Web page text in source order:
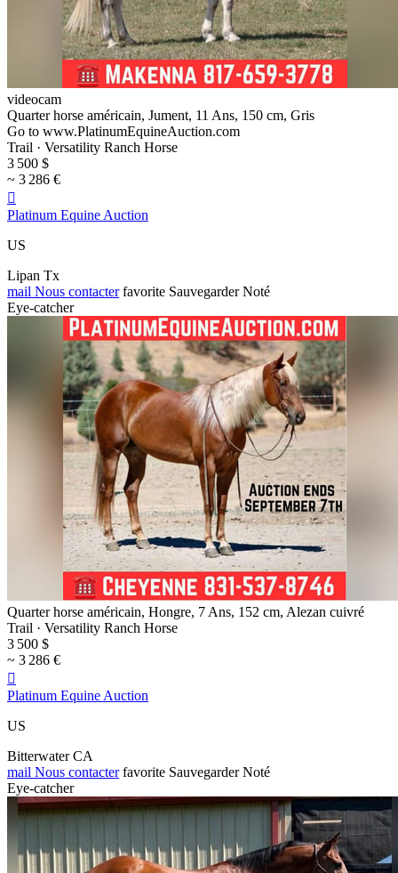
videocam
Quarter horse américain, Jument, 11 Ans, 150 cm, Gris
Go to www.PlatinumEquineAuction.com
Trail · Versatility Ranch Horse
3 500 $
~ 3 286 €

Platinum Equine Auction
US
Lipan Tx
mail Nous contacter favorite Sauvegarder Noté
Eye-catcher
Quarter horse américain, Hongre, 7 Ans, 152 cm, Alezan cuivré
Trail · Versatility Ranch Horse
3 500 $
~ 3 286 €

Platinum Equine Auction
US
Bitterwater CA
mail Nous contacter favorite Sauvegarder Noté
Eye-catcher